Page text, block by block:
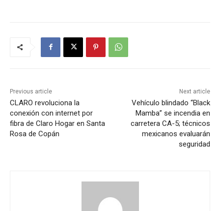
Previous article
CLARO revoluciona la
conexión con internet por
fibra de Claro Hogar en Santa
Rosa de Copán
Next article
Vehículo blindado “Black
Mamba” se incendia en
carretera CA-5; técnicos
mexicanos evaluarán
seguridad